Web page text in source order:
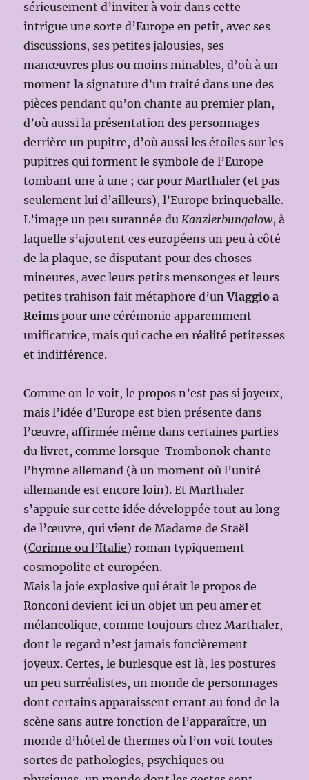
sérieusement d’inviter à voir dans cette
intrigue une sorte d’Europe en petit, avec ses
discussions, ses petites jalousies, ses
manœuvres plus ou moins minables, d’où à un
moment la signature d’un traité dans une des
pièces pendant qu’on chante au premier plan,
d’où aussi la présentation des personnages
derrière un pupitre, d’où aussi les étoiles sur les
pupitres qui forment le symbole de l’Europe
tombant une à une ; car pour Marthaler (et pas
seulement lui d’ailleurs), l’Europe brinqueballe.
L’image un peu surannée duKanzlerbungalow, à
laquelle s’ajoutent ces européens un peu à côté
de la plaque, se disputant pour des choses
mineures, avec leurs petits mensonges et leurs
petites trahison fait métaphore d’unViaggio a
Reims pour une cérémonie apparemment
unificatrice, mais qui cache en réalité petitesses
et indifférence.
Comme on le voit, le propos n’est pas si joyeux,
mais l’idée d’Europe est bien présente dans
l’œuvre, affirmée même dans certaines parties
du livret, comme lorsque Trombonok chante
l’hymne allemand (à un moment où l’unité
allemande est encore loin). Et Marthaler
s’appuie sur cette idée développée tout au long
de l’œuvre, qui vient de Madame de Staël
(Corinne ou l’Italie) roman typiquement
cosmopolite et européen.
Mais la joie explosive qui était le propos de
Ronconi devient ici un objet un peu amer et
mélancolique, comme toujours chez Marthaler,
dont le regard n’est jamais foncièrement
joyeux. Certes, le burlesque est là, les postures
un peu surréalistes, un monde de personnages
dont certains apparaissent errant au fond de la
scène sans autre fonction de l’apparaître, un
monde d’hôtel de thermes où l’on voit toutes
sortes de pathologies, psychiques ou